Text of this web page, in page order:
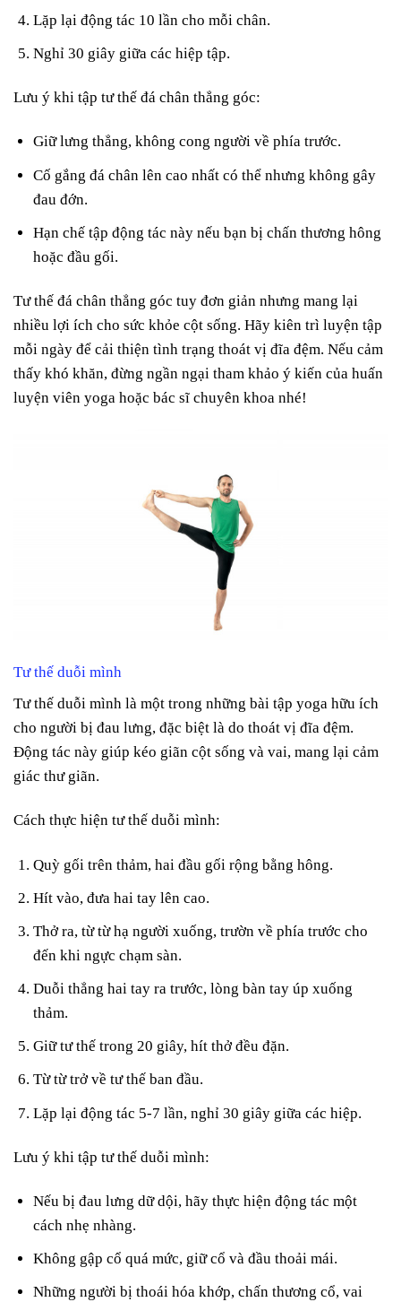
Lặp lại động tác 10 lần cho mỗi chân.
Nghỉ 30 giây giữa các hiệp tập.
Lưu ý khi tập tư thế đá chân thẳng góc:
Giữ lưng thẳng, không cong người về phía trước.
Cố gắng đá chân lên cao nhất có thể nhưng không gây
đau đớn.
Hạn chế tập động tác này nếu bạn bị chấn thương hông
hoặc đầu gối.
Tư thế đá chân thẳng góc tuy đơn giản nhưng mang lại
nhiều lợi ích cho sức khỏe cột sống. Hãy kiên trì luyện tập
mỗi ngày để cải thiện tình trạng thoát vị đĩa đệm. Nếu cảm
thấy khó khăn, đừng ngần ngại tham khảo ý kiến của huấn
luyện viên yoga hoặc bác sĩ chuyên khoa nhé!
Tư thế duỗi mình
Tư thế duỗi mình là một trong những bài tập yoga hữu ích
cho người bị đau lưng, đặc biệt là do thoát vị đĩa đệm.
Động tác này giúp kéo giãn cột sống và vai, mang lại cảm
giác thư giãn.
Cách thực hiện tư thế duỗi mình:
Quỳ gối trên thảm, hai đầu gối rộng bằng hông.
Hít vào, đưa hai tay lên cao.
Thở ra, từ từ hạ người xuống, trườn về phía trước cho
đến khi ngực chạm sàn.
Duỗi thẳng hai tay ra trước, lòng bàn tay úp xuống
thảm.
Giữ tư thế trong 20 giây, hít thở đều đặn.
Từ từ trở về tư thế ban đầu.
Lặp lại động tác 5-7 lần, nghỉ 30 giây giữa các hiệp.
Lưu ý khi tập tư thế duỗi mình:
Nếu bị đau lưng dữ dội, hãy thực hiện động tác một
cách nhẹ nhàng.
Không gập cổ quá mức, giữ cổ và đầu thoải mái.
Những người bị thoái hóa khớp, chấn thương cổ, vai